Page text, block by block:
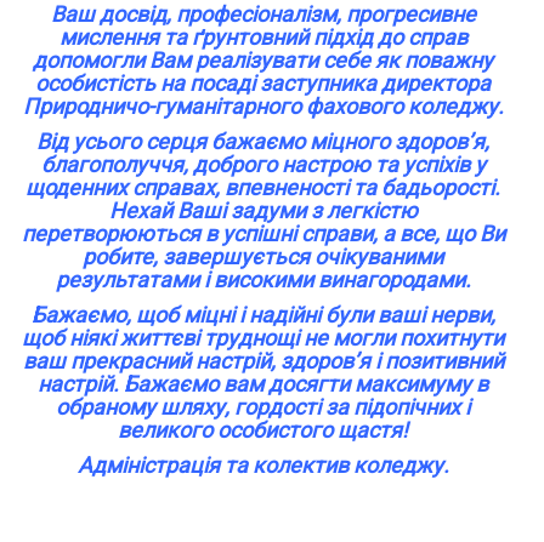
Ваш досвід, професіоналізм, прогресивне
мислення та ґрунтовний підхід до справ
допомогли Вам реалізувати себе як поважну
особистість на посаді заступника директора
Природничо-гуманітарного фахового коледжу.
Від усього серця бажаємо міцного здоров’я,
благополуччя, доброго настрою та успіхів у
щоденних справах, впевненості та бадьорості.
Нехай Ваші задуми з легкістю
перетворюються в успішні справи, а все, що Ви
робите, завершується очікуваними
результатами і високими винагородами.
Бажаємо, щоб міцні і надійні були ваші нерви,
щоб ніякі життєві труднощі не могли похитнути
ваш прекрасний настрій, здоров’я і позитивний
настрій. Бажаємо вам досягти максимуму в
обраному шляху, гордості за підопічних і
великого особистого щастя!
Адміністрація та колектив коледжу.